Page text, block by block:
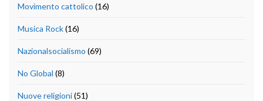
Movimento cattolico (16)
Musica Rock(16)
Nazionalsocialismo (69)
No Global (8)
Nuove religioni(51)